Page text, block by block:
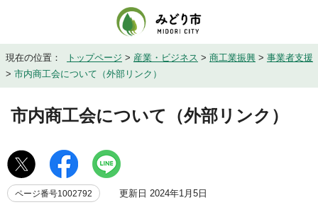
現在の位置： トップページ > 産業・ビジネス > 商工業振興 > 事業者支援
> 市内商工会について（外部リンク）
市内商工会について（外部リンク）
ページ番号1002792 更新日 2024年1月5日